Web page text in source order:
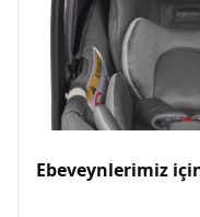
Ebeveynlerimiz